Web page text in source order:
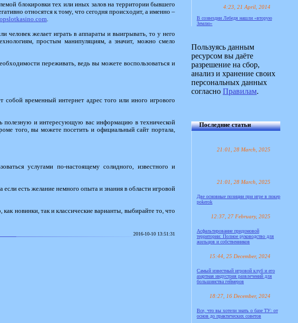
блокировки тех или иных залов на территории бывшего
относятся к тому, что сегодня происходит, а именно –
.
человек желает играть в аппараты и выигрывать, то у него
простым манипуляциям, а значит, можно смело
переживать, ведь вы можете воспользоваться и
собой временный интернет адрес того или иного игрового
полезную и интересующую вас информацию в технической
того, вы можете посетить и официальный сайт портала,
услугами по-настоящему солидного, известного и
есть желание немного опыта и знания в области игровой
новинки, так и классические варианты, выбирайте то, что
2016-10-10 13:51:31
4:23, 21 April, 2014
В созвездии Лебедя нашли «вторую
Землю»
Пользуясь данным
ресурсом вы даёте
разрешение на сбор,
анализ и хранение своих
персональных данных
согласно Правилам.
Последние статьи
21:01, 28 March, 2025
21:01, 28 March, 2025
Две основные позиции при игре в покер
pokerok
12:37, 27 February, 2025
Асфальтирование придомовой
территории: Полное руководство для
жильцов и собственников
15:44, 25 December, 2024
Самый известный игровой клуб и его
азартная индустрия развлечений для
большинства геймеров
18:27, 16 December, 2024
Все, что вы хотели знать о базе ТУ: от
основ до практических советов